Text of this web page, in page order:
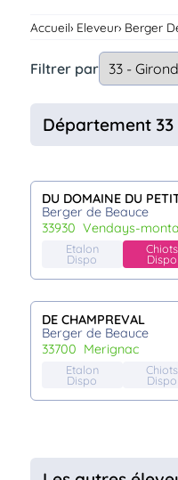
Connexion
Accueil Eleveur Berger
Filtrer par
Département
DU DOMAINE DU
Berger de Beauce
33930
vendays-
Etalon
Dispo
Chiots
Dispo
DE CHAMPREVAL
Berger de Beauce
33700
merignac
Etalon
Dispo
Chiots
Dispo